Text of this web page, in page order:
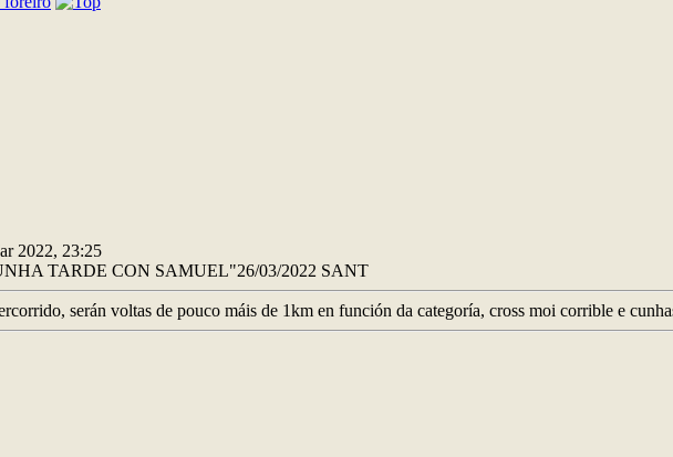
2022, 23:25
TARDE CON SAMUEL"26/03/2022 SANT
serán voltas de pouco máis de 1km en función da categoría, cross moi corrible e